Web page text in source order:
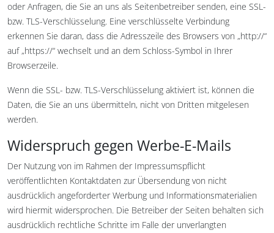
oder Anfragen, die Sie an uns als Seitenbetreiber senden, eine SSL-
bzw. TLS-Verschlüsselung. Eine verschlüsselte Verbindung
erkennen Sie daran, dass die Adresszeile des Browsers von „http://“
auf „https://“ wechselt und an dem Schloss-Symbol in Ihrer
Browserzeile.
Wenn die SSL- bzw. TLS-Verschlüsselung aktiviert ist, können die
Daten, die Sie an uns übermitteln, nicht von Dritten mitgelesen
werden.
Widerspruch gegen Werbe-E-Mails
Der Nutzung von im Rahmen der Impressumspflicht
veröffentlichten Kontaktdaten zur Übersendung von nicht
ausdrücklich angeforderter Werbung und Informationsmaterialien
wird hiermit widersprochen. Die Betreiber der Seiten behalten sich
ausdrücklich rechtliche Schritte im Falle der unverlangten